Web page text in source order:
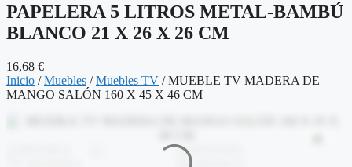
PAPELERA 5 LITROS METAL-BAMBÚ
BLANCO 21 X 26 X 26 CM
16,68 €
Inicio /Muebles /Muebles TV / MUEBLE TV MADERA DE
MANGO SALÓN 160 X 45 X 46 CM